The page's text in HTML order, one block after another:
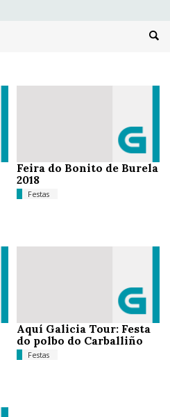
Feira do Bonito de Burela
2018
Festas
Aquí Galicia Tour: Festa
do polbo do Carballiño
Festas